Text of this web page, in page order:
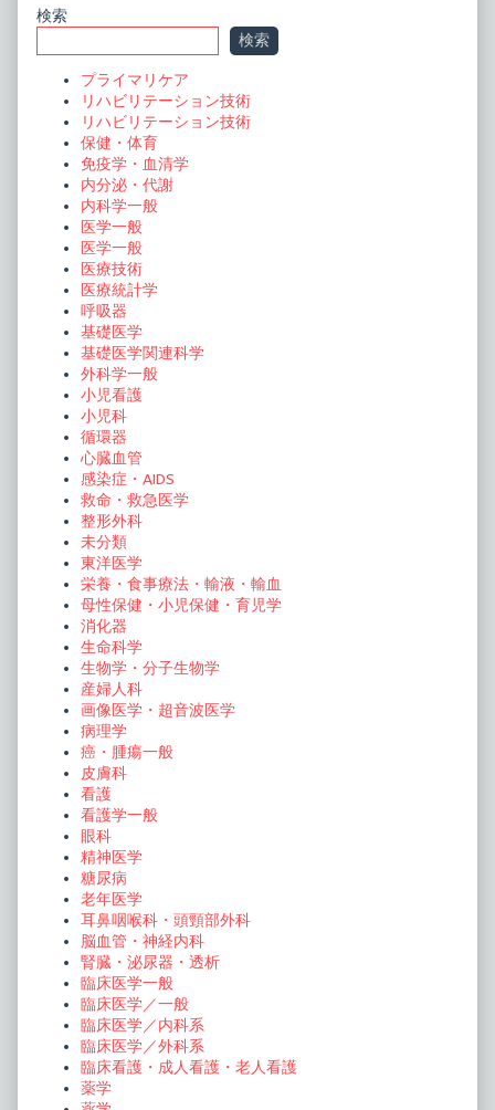
ゲ
ー
Primary
Sidebar
検索
検索
プライマリケア
リハビリテーション技術
リハビリテーション技術
保健・体育
免疫学・血清学
内分泌・代謝
内科学一般
医学一般
医学一般
医療技術
医療統計学
呼吸器
基礎医学
基礎医学関連科学
外科学一般
小児看護
小児科
循環器
心臓血管
感染症・AIDS
救命・救急医学
整形外科
未分類
東洋医学
栄養・食事療法・輸液・輸血
母性保健・小児保健・育児学
消化器
生命科学
生物学・分子生物学
産婦人科
画像医学・超音波医学
病理学
癌・腫瘍一般
皮膚科
看護
看護学一般
眼科
精神医学
糖尿病
老年医学
耳鼻咽喉科・頭頸部外科
脳血管・神経内科
腎臓・泌尿器・透析
臨床医学一般
臨床医学／一般
臨床医学／内科系
臨床医学／外科系
臨床看護・成人看護・老人看護
薬学